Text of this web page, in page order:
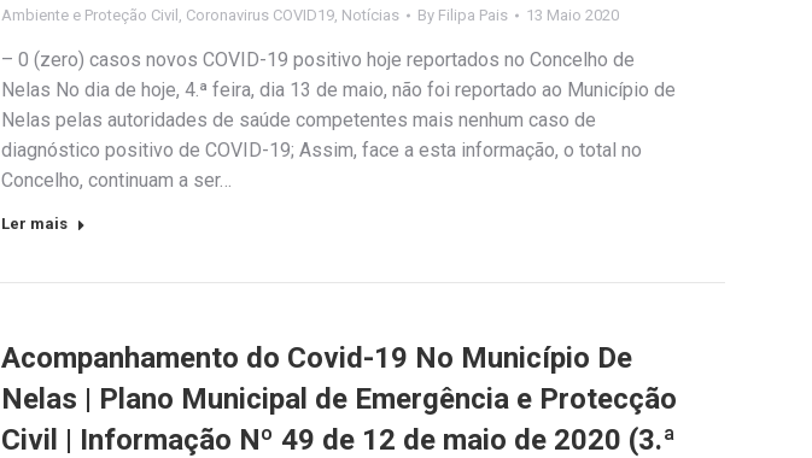
Ambiente e Proteção Civil Coronavirus COVID19 Notícias By Filipa Pais 13 Maio 2020
– 0 (zero) casos novos COVID-19 positivo hoje reportados no Concelho de
Nelas No dia de hoje, 4.ª feira, dia 13 de maio, não foi reportado ao Município de
Nelas pelas autoridades de saúde competentes mais nenhum caso de
diagnóstico positivo de COVID-19; Assim, face a esta informação, o total no
Concelho, continuam a ser…
Ler mais
Acompanhamento do Covid-19 No Município De
Nelas | Plano Municipal de Emergência e Protecção
Civil | Informação Nº 49 de 12 de maio de 2020 (3.ª